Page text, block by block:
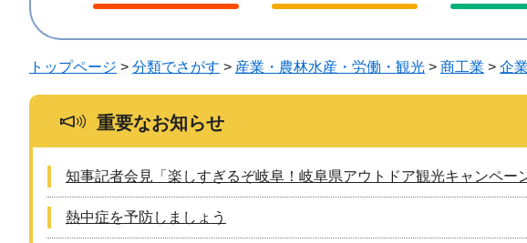
じ
じ
る
じ
る
トップページ > 分類でさがす > 産業・農林水産・労働・観光 > 商工業 > 企
重要なお知らせ
知事記者会見「楽しすぎるぞ岐阜！岐阜県アウトドア観光キャンペー
熱中症を予防しましょう